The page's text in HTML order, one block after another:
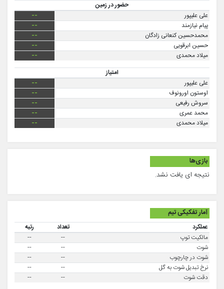
حضور در زمین
علی علیپور
--
پیام نیازمند
--
محمدحسین کنعانی زادگان
--
حسین ابرقویی
--
میلاد محمدی
--
امتیاز
علی علیپور
--
اوستون اورونوف
--
سروش رفیعی
--
محمد عمری
--
میلاد محمدی
--
بازی‌ها
نتیجه ای یافت نشد.
آمار تفکیکی تیم
عملکرد تعداد
رتبه
مالکیت توپ
--
--
شوت
--
--
شوت در چارچوب
--
--
نرخ تبدیل شوت به گل
--
--
دقت شوت
--
--